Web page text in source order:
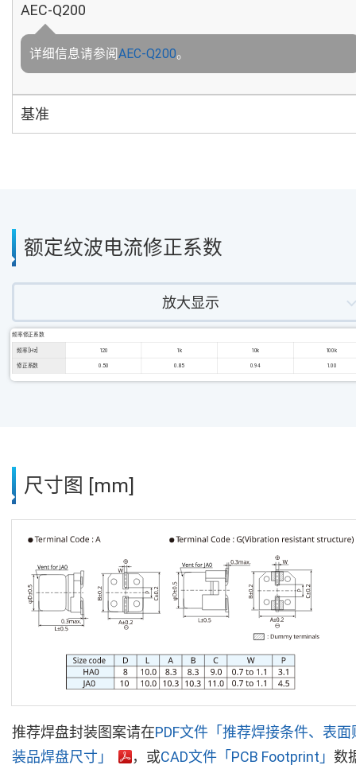
AEC-Q200
详细信息请参阅AEC-Q200。
基准
额定纹波电流修正系数
放大显示
频率修正系数
频率 [Hz] 120 1k 10k 100k
修正系数 0.50 0.85 0.94 1.00
尺寸图 [mm]
推荐焊盘封装图案请在PDF文件「推荐焊接条件、表面
装品焊盘尺寸」
，或CAD文件「PCB Footprint」 数